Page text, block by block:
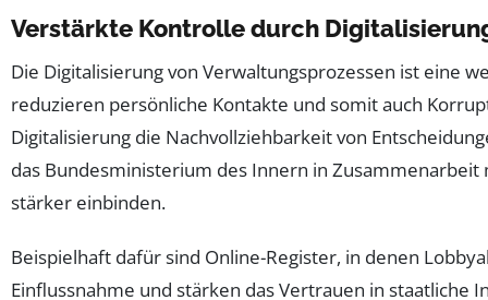
Verstärkte Kontrolle durch
Die Digitalisierung von Verwaltungsprozessen ist eine
reduzieren persönliche Kontakte und somit auch
Digitalisierung die Nachvollziehbarkeit von
das Bundesministerium des Innern in
stärker einbinden.
Beispielhaft dafür sind Online-Register, in denen
Einflussnahme und stärken das Vertrauen in